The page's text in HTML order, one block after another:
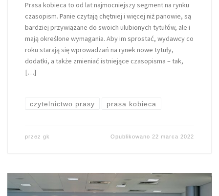
Prasa kobieca to od lat najmocniejszy segment na rynku
czasopism. Panie czytają chętniej i więcej niż panowie, są
bardziej przywiązane do swoich ulubionych tytułów, ale i
mają określone wymagania. Aby im sprostać, wydawcy co
roku starają się wprowadzań na rynek nowe tytuły,
dodatki, a także zmieniać istniejące czasopisma – tak,
[…]
czytelnictwo prasy prasa kobieca
przez gk Opublikowano 22 marca 2022